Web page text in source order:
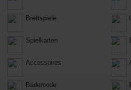
Brettspiele
Spielkarten
Accessoires
Bademode